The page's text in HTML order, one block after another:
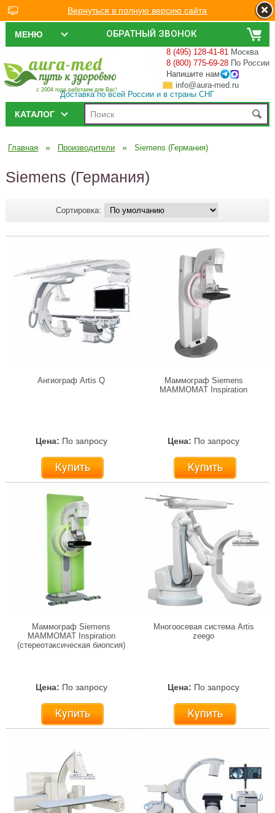
ОБРАТНЫЙ ЗВОНОК
МЕНЮ
с 2004 года работаем для Вас!
8 (495) 128-41-81 Москва
8 (800) 775-69-28 По России
Напишите нам
info@aura-med.ru
Доставка по всей России и в страны СНГ
КАТАЛОГ
Главная » Производители » Siemens (Германия)
Siemens (Германия)
Сортировка:
Ангиограф Artis Q
Цена: По запросу
Купить
Маммограф Siemens
MAMMOMAT Inspiration
Цена: По запросу
Купить
Маммограф Siemens
MAMMOMAT Inspiration
(стереотаксическая биопсия)
Цена: По запросу
Купить
Многоосевая система Artis
zeego
Цена: По запросу
Купить
Вернуться в полную версию сайта